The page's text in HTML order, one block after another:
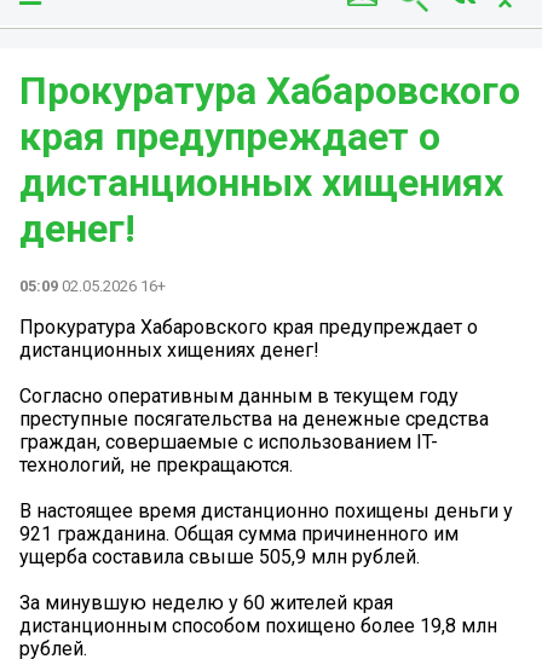
️️️Прокуратура Хабаровского
края предупреждает о
дистанционных хищениях
денег!
05:09 02.05.2026 16+
️️️Прокуратура Хабаровского края предупреждает о
дистанционных хищениях денег!
Согласно оперативным данным в текущем году
преступные посягательства на денежные средства
граждан, совершаемые с использованием IT-
технологий, не прекращаются.
В настоящее время дистанционно похищены деньги у
921 гражданина. Общая сумма причиненного им
ущерба составила свыше 505,9 млн рублей.
За минувшую неделю у 60 жителей края
дистанционным способом похищено более 19,8 млн
рублей.